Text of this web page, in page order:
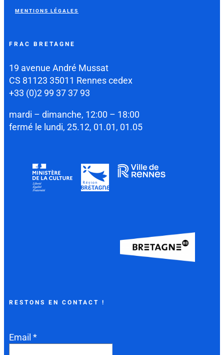
MENTIONS LÉGALES
FRAC BRETAGNE
19 avenue André Mussat
CS 81123 35011 Rennes cedex
+33 (0)2 99 37 37 93
mardi – dimanche, 12:00 – 18:00
fermé le lundi, 25.12, 01.01, 01.05
RESTONS EN CONTACT !
Email *